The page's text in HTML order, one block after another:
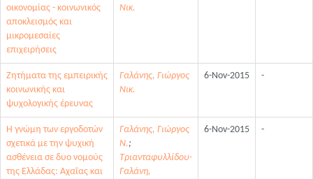
οικονομίας - κοινωνικός
αποκλεισμός και
μικρομεσαίες
επιχειρήσεις
Νικ.
Ζητήματα της εμπειρικής
κοινωνικής και
ψυχολογικής έρευνας
Γαλάνης, Γιώργος
Νικ.
6-Nov-2015 -
Η γνώμη των εργοδοτών
σχετικά με την ψυχική
ασθένεια σε δυο νομούς
της Ελλάδας: Αχαΐας και
Γαλάνης, Γιώργος
Ν.;
Τριανταφυλλίδου-
Γαλάνη,
6-Nov-2015 -